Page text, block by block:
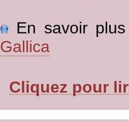
En savoir
Gallica
Cliquez pour